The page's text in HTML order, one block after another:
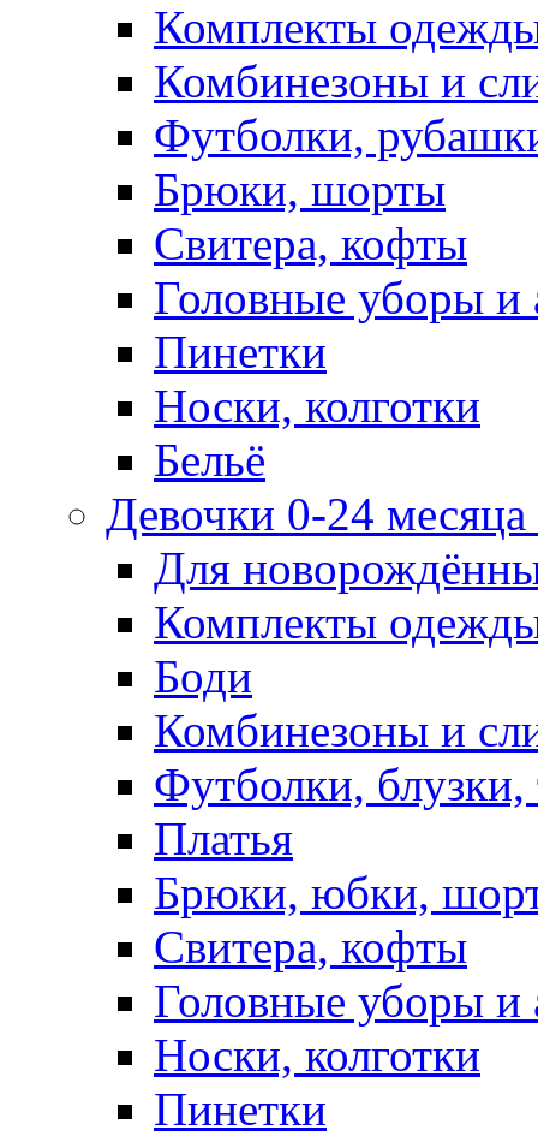
Комплекты
Комбинезоны и
Футболки,
Брюки, шорты
Свитера, кофты
Головные уборы и
Пинетки
Носки, колготки
Бельё
Девочки 0-24
Для
Комплекты
Боди
Комбинезоны и
Футболки,
Платья
Брюки, юбки,
Свитера, кофты
Головные уборы и
Носки, колготки
Пинетки